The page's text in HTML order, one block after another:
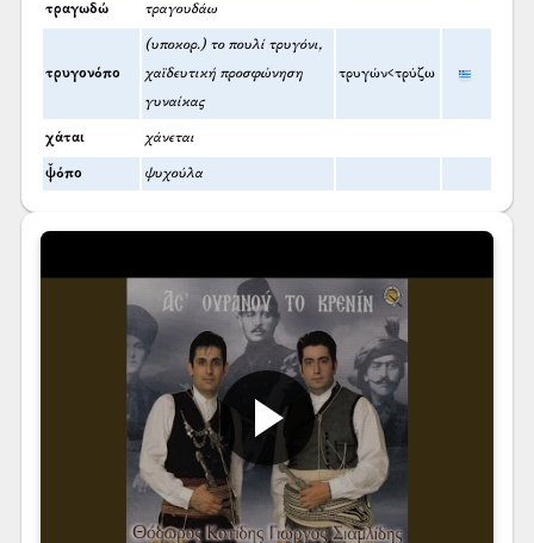
τραγωδώ τραγουδάω
τρυγονόπο
(υποκορ.) το πουλί τρυγόνι,
χαϊδευτική προσφώνηση
γυναίκας
τρυγών<τρύζω
χάται χάνεται
ψ̌όπο ψυχούλα